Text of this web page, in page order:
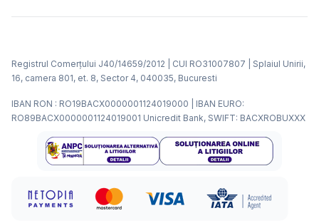
Registrul Comerțului J40/14659/2012 | CUI RO31007807 | Splaiul Unirii,
16, camera 801, et. 8, Sector 4, 040035, Bucuresti
IBAN RON : RO19BACX0000001124019000 | IBAN EURO:
RO89BACX0000001124019001 Unicredit Bank, SWIFT: BACXROBUXXX